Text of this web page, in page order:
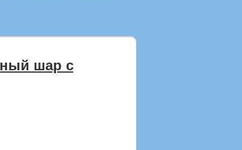
шар с